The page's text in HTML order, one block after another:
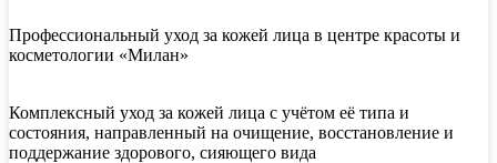
Профессиональный уход за кожей лица в центре красоты и
косметологии «Милан»
Комплексный уход за кожей лица с учётом её типа и
состояния, направленный на очищение, восстановление и
поддержание здорового, сияющего вида